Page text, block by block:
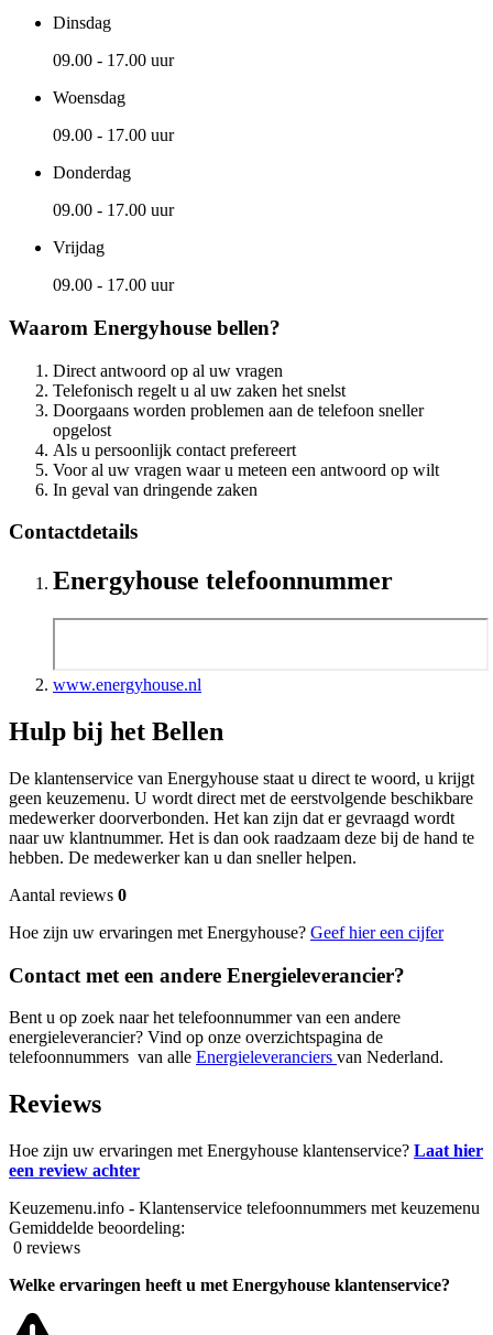
Dinsdag
09.00 - 17.00 uur
Woensdag
09.00 - 17.00 uur
Donderdag
09.00 - 17.00 uur
Vrijdag
09.00 - 17.00 uur
Waarom Energyhouse bellen?
Direct antwoord op al uw vragen
Telefonisch regelt u al uw zaken het snelst
Doorgaans worden problemen aan de telefoon sneller
opgelost
Als u persoonlijk contact prefereert
Voor al uw vragen waar u meteen een antwoord op wilt
In geval van dringende zaken
Contactdetails
Energyhouse telefoonnummer
www.energyhouse.nl
Hulp bij het Bellen
De klantenservice van Energyhouse staat u direct te woord, u krijgt
geen keuzemenu. U wordt direct met de eerstvolgende beschikbare
medewerker doorverbonden. Het kan zijn dat er gevraagd wordt
naar uw klantnummer. Het is dan ook raadzaam deze bij de hand te
hebben. De medewerker kan u dan sneller helpen.
Aantal reviews 0
Hoe zijn uw ervaringen met Energyhouse? Geef hier een cijfer
Contact met een andere Energieleverancier?
Bent u op zoek naar het telefoonnummer van een andere
energieleverancier? Vind op onze overzichtspagina de
telefoonnummers van alle Energieleveranciers van Nederland.
Reviews
Hoe zijn uw ervaringen met Energyhouse klantenservice? Laat hier
een review achter
Keuzemenu.info - Klantenservice telefoonnummers met keuzemenu
Gemiddelde beoordeling:
0 reviews
Welke ervaringen heeft u met Energyhouse klantenservice?